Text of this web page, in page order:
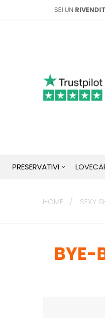
SEI UN
PRESERVATIVI
HOME SEXY
BYE-